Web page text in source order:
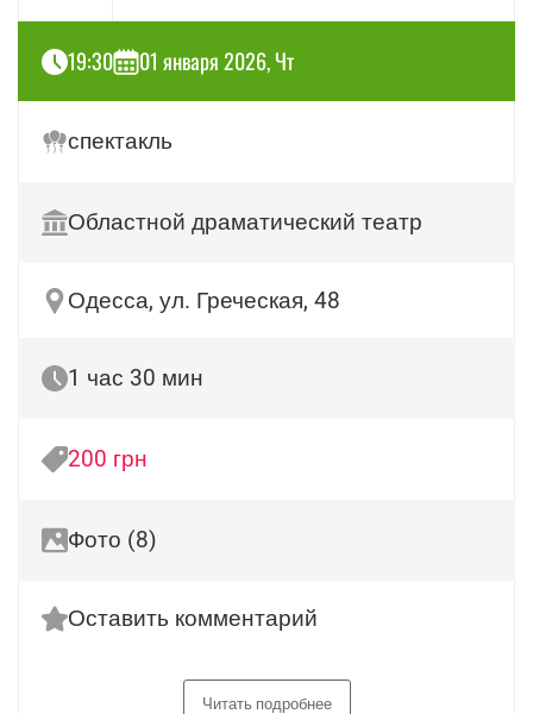
19:30 01 января 2026, Чт
спектакль
Областной драматический театр
Одесса, ул. Греческая, 48
1 час 30 мин
200 грн
Фото (8)
Оставить комментарий
Читать подробнее